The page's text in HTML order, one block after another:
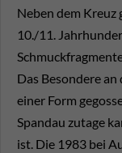
Neben dem Kreuz
10./11.
Das Besondere
einer Form
Spandau zutage
ist. Die 1983 bei